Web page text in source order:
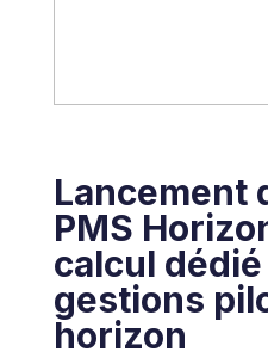
Lancement
PMS
calcul
gestions
horizon